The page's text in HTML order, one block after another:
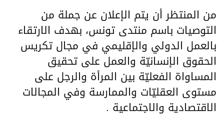
من المنتظر أن يتم الإعلان عن جملة من
التوصيات باسم منتدى تونس، بهدف الارتقاء
بالعمل الدولي والإقليمي في مجال تكريس
الحقوق الإنسانيّة والعمل على تحقيق
المساواة الفعليّة بين المرأة والرجل على
مستوى العقليّات والممارسة وفي المجالات
الاقتصادية والاجتماعية .